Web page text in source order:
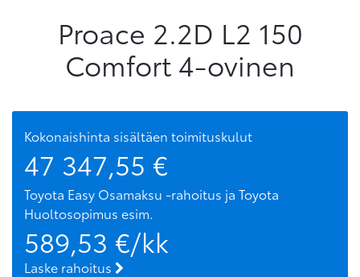
Proace 2.2D L2 150
Comfort 4-ovinen
Kokonaishinta sisältäen toimituskulut
47 347,55 €
Toyota Easy Osamaksu -rahoitus ja Toyota
Huoltosopimus esim.
589,53 €/kk
Laske rahoitus